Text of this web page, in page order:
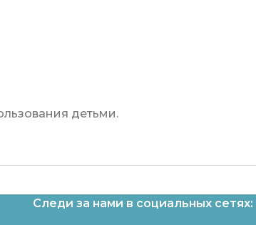
детьми.
Следи за нами в социальных сетях: